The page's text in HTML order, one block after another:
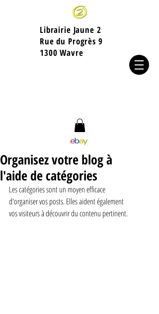
Librairie Jaune 2
​Rue du Progrès 9
1300 Wavre
Organisez votre blog à
l'aide de catégories
Les catégories sont un moyen efficace
d'organiser vos posts. Elles aident également
vos visiteurs à découvrir du contenu pertinent.